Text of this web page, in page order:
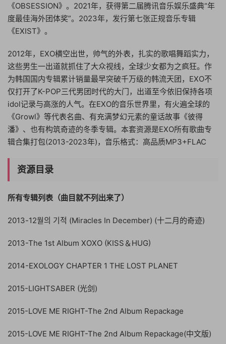
《OBSESSION》。2021年，获得第二届腾讯音乐娱乐盛典“年
度最佳海外团体奖”。2023年，发行第七张正规音乐专辑
《EXIST》。
2012年，EXO横空出世，帅气的外表，扎实的歌唱舞蹈实力，
这些男生一出道就抓住了大众视线，全球少女都为之疯狂。作
为韩国国内专辑累计销量最早突破千万级的韩流天团，EXO不
仅打开了K-POP三代男团时代的大门，出道至今依旧保持各项
idol记录与高涨的人气。在EXO的音乐世界里，有火遍全球的
《Growl》等代表名曲、有充满梦幻元素的童话故事《彼得
潘》、也有构筑奇迹的冬季专辑。本套资源是EXO所有歌曲专
辑合集打包(2013-2023年)，音乐格式：高品质MP3+FLAC
资源目录
所有专辑列表（曲目就不列出来了）
2013-12월의 기적 (Miracles In December) (十二月的奇迹)
2013-The 1st Album XOXO (KISS＆HUG)
2014-EXOLOGY CHAPTER 1 THE LOST PLANET
2015-LIGHTSABER (光剑)
2015-LOVE ME RIGHT-The 2nd Album Repackage
2015-LOVE ME RIGHT-The 2nd Album Repackage(中文版)